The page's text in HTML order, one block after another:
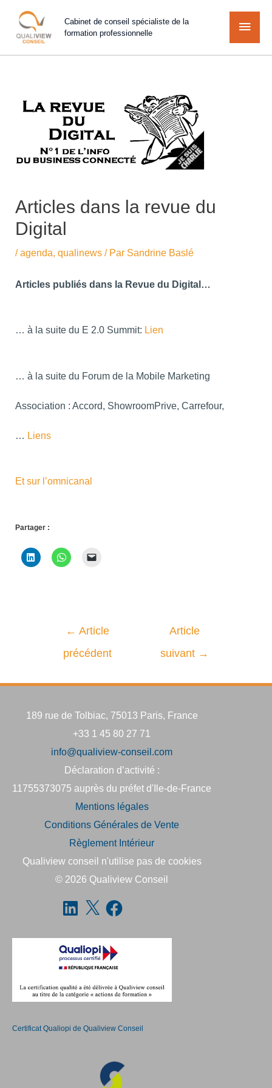
Cabinet de conseil spécialiste de la
formation professionnelle
Articles dans la revue du
Digital
/agenda,qualinews / Par Sandrine Baslé
Articles publiés dans la Revue du Digital…
… à la suite du E 2.0 Summit: Lien
… à la suite du Forum de la Mobile Marketing
Association : Accord, ShowroomPrive, Carrefour,
Liens
Et sur l’omnicanal
Partager :
← Article
précédent
Article
suivant →
189 rue de Tolbiac, 75013 Paris, France
+33 1 45 80 27 71
info@qualiview-conseil.com
Déclaration d’activité :
11755373075 auprès du préfet d'Ile-de-France
Mentions légales
Conditions Générales de Vente
Règlement Intérieur
Qualiview conseil n'utilise pas de cookies
© 2026 Qualiview Conseil
Certificat Qualiopi de Qualiview Conseil